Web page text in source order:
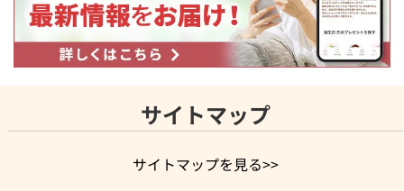
サイトマップ
サイトマップを見る>>